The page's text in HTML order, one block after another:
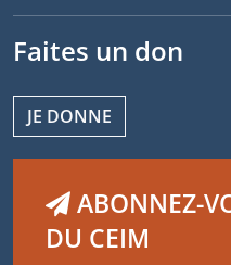
Faites un don
JE DONNE
ABONNEZ-
DU CEIM